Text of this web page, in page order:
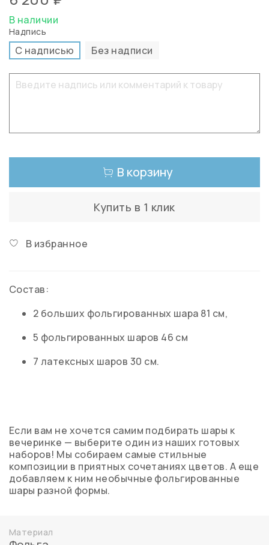
В наличии
Надпись
С надписью Без надписи
В корзину
Купить в 1 клик
В избранное
Состав:
2 больших фольгированных шара 81 см,
5 фольгированных шаров 46 см
7 латексных шаров 30 см.
Если вам не хочется самим подбирать шары к
вечеринке — выберите один из наших готовых
наборов! Мы собираем самые стильные
композиции в приятных сочетаниях цветов. А еще
добавляем к ним необычные фольгированные
шары разной формы.
Материал